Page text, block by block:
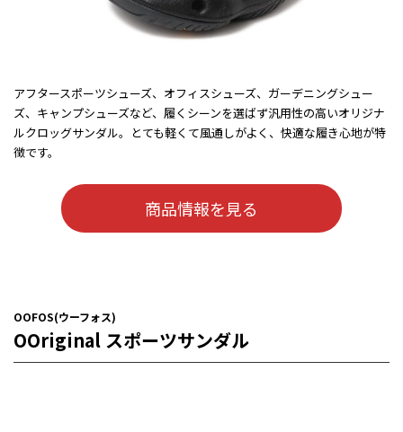
アフタースポーツシューズ、オフィスシューズ、ガーデニングシュー
ズ、キャンプシューズなど、履くシーンを選ばず汎用性の高いオリジナ
ルクロッグサンダル。とても軽くて風通しがよく、快適な履き心地が特
徴です。
商品情報を見る
OOFOS(ウーフォス)
OOriginal スポーツサンダル